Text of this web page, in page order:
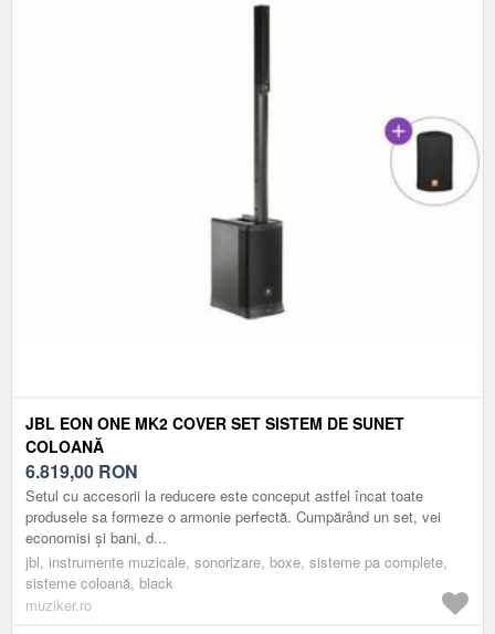
JBL EON ONE MK2 COVER SET SISTEM DE SUNET
COLOANĂ
6.819,00 RON
Setul cu accesorii la reducere este conceput astfel încat toate
produsele sa formeze o armonie perfectă. Cumpărând un set, vei
economisi și bani, d...
jbl, instrumente muzicale, sonorizare, boxe, sisteme pa complete,
sisteme coloană, black
muziker.ro